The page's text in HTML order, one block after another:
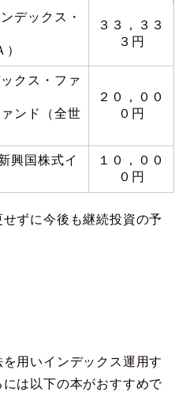
デックス・
３３，３３
３円
クス・ファ
ンド（全世
２０，００
０円
興国株式イ
１０，００
０円
ずに今後も継続投資の予
用いインデックス運用す
は以下の本がおすすめで